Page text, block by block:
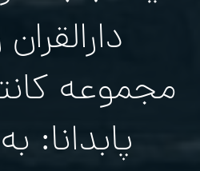
مجموعه
پابدانا: